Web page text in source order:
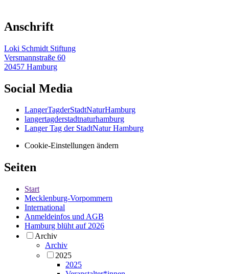
Anschrift
Loki Schmidt Stiftung
Versmannstraße 60
20457 Hamburg
Social Media
LangerTagderStadtNaturHamburg
langertagderstadtnaturhamburg
Langer Tag der StadtNatur Hamburg
Cookie-Einstellungen ändern
Seiten
Start
Mecklenburg-Vorpommern
International
Anmeldeinfos und AGB
Hamburg blüht auf 2026
Archiv
Archiv
2025
2025